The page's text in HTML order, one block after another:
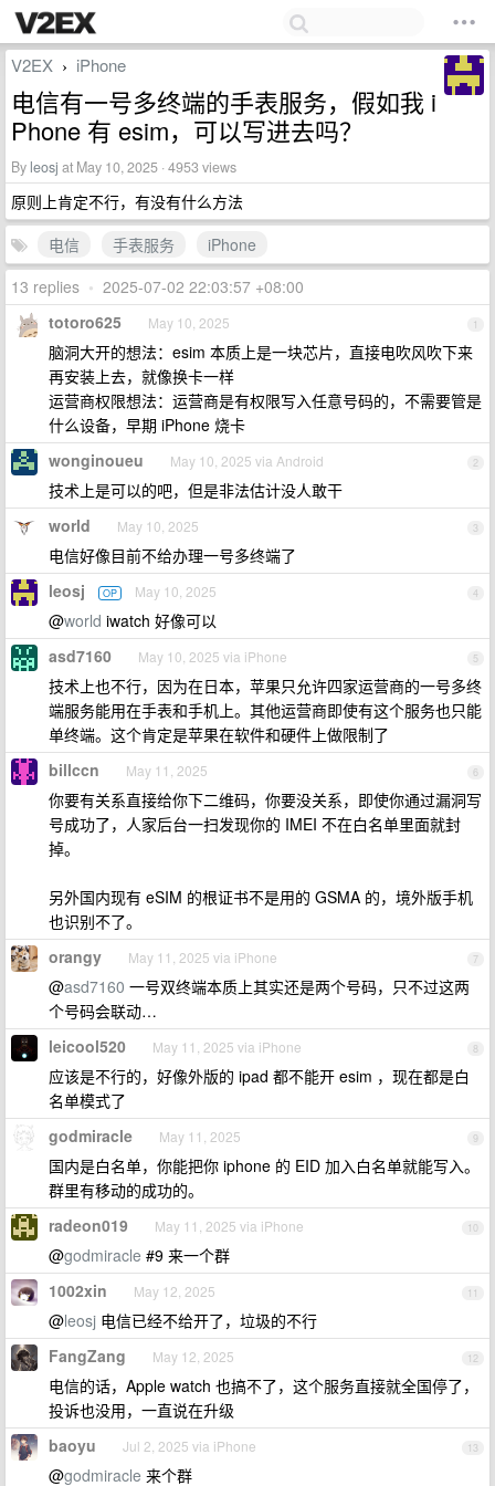
V2EX › iPhone
电信有一号多终端的手表服务，假如我 i
Phone 有 esim，可以写进去吗？
By leosj at May 10, 2025 · 4953 views
原则上肯定不行，有没有什么方法
电信
手表服务
iPhone
13 replies • 2025-07-02 22:03:57 +08:00
1
totoro625 May 10, 2025
脑洞大开的想法：esim 本质上是一块芯片，直接电吹风吹下来
再安装上去，就像换卡一样
运营商权限想法：运营商是有权限写入任意号码的，不需要管是
什么设备，早期 iPhone 烧卡
2
wonginoueu May 10, 2025 via Android
技术上是可以的吧，但是非法估计没人敢干
3
world May 10, 2025
电信好像目前不给办理一号多终端了
4
leosj OP May 10, 2025
@world iwatch 好像可以
5
asd7160 May 10, 2025 via iPhone
技术上也不行，因为在日本，苹果只允许四家运营商的一号多终
端服务能用在手表和手机上。其他运营商即使有这个服务也只能
单终端。这个肯定是苹果在软件和硬件上做限制了
6
billccn May 11, 2025
你要有关系直接给你下二维码，你要没关系，即使你通过漏洞写
号成功了，人家后台一扫发现你的 IMEI 不在白名单里面就封
掉。
另外国内现有 eSIM 的根证书不是用的 GSMA 的，境外版手机
也识别不了。
7
orangy May 11, 2025 via iPhone
@asd7160 一号双终端本质上其实还是两个号码，只不过这两
个号码会联动…
8
leicool520 May 11, 2025 via iPhone
应该是不行的，好像外版的 ipad 都不能开 esim ，现在都是白
名单模式了
9
godmiracle May 11, 2025
国内是白名单，你能把你 iphone 的 EID 加入白名单就能写入。
群里有移动的成功的。
10
radeon019 May 11, 2025 via iPhone
@godmiracle #9 来一个群
11
1002xin May 12, 2025
@leosj 电信已经不给开了，垃圾的不行
12
FangZang May 12, 2025
电信的话，Apple watch 也搞不了，这个服务直接就全国停了，
投诉也没用，一直说在升级
13
baoyu Jul 2, 2025 via iPhone
@godmiracle 来个群